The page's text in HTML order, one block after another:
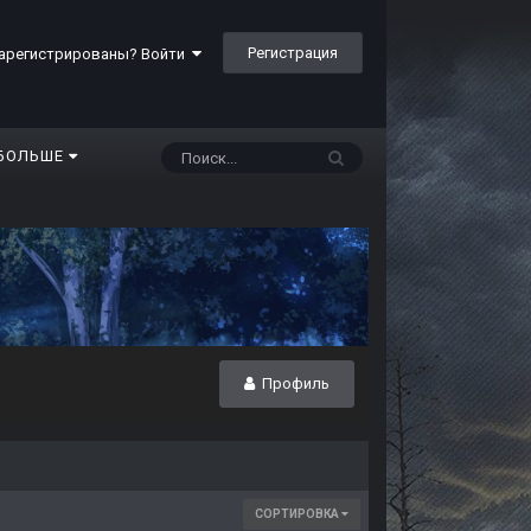
Войти Регистрация
Профиль
СОРТИРОВКА